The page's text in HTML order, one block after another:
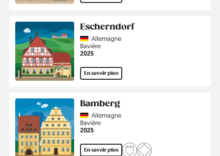
Escherndorf
CountryAllemagne
Région
Bavière
Année
2025
En savoir plus
Bamberg
CountryAllemagne
Région
Bavière
Année
2025
En savoir plus